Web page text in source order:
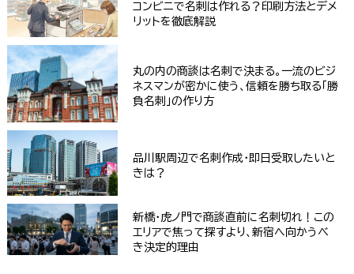
コンビニで名刺は作れる？印刷方法とデメ
リットを徹底解説
丸の内の商談は名刺で決まる。一流のビジ
ネスマンが密かに使う、信頼を勝ち取る「勝
負名刺」の作り方
品川駅周辺で名刺作成・即日受取したいと
きは？
新橋・虎ノ門で商談直前に名刺切れ！この
エリアで焦って探すより、新宿へ向かうべ
き決定的理由